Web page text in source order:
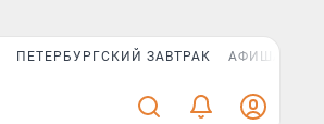
ПЕТЕРБУРГСКИЙ ЗАВТРАК АФИША PLUS